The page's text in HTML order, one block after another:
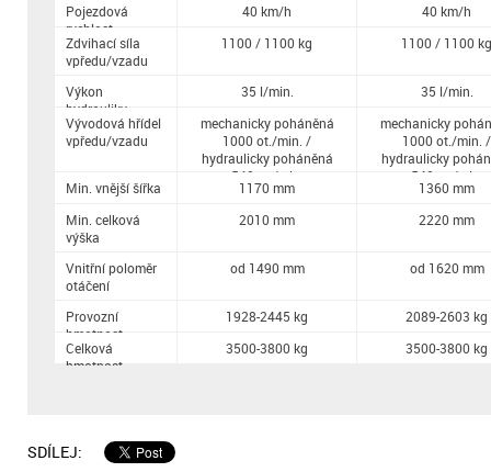
Pojezdová
rychlost
Zdvihací síla
vpředu/vzadu
Výkon
hydrauliky
Vývodová hřídel
vpředu/vzadu
Min. vnější šířka
Min. celková
výška
Vnitřní poloměr
otáčení
Provozní
hmotnost
Celková
hmotnost
40 km/h
40 km/h
1100 / 1100 kg
1100 / 1100 kg
35 l/min.
35 l/min.
mechanicky poháněná
1000 ot./min. /
hydraulicky poháněná
540 ot./min.
mechanicky
1000 ot./min. /
hydraulicky
540 ot./min.
1170 mm
1360 mm
2010 mm
2220 mm
od 1490 mm od 1620 mm
1928-2445 kg
2089-2603 kg
3500-3800 kg
3500-3800 kg
SDÍLEJ: